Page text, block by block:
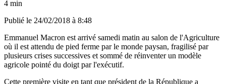
4 min
Publié le 24/02/2018 à 8:48
Emmanuel Macron est arrivé samedi matin au salon de l'Agriculture
où il est attendu de pied ferme par le monde paysan, fragilisé par
plusieurs crises successives et sommé de réinventer un modèle
agricole pointé du doigt par l'exécutif.
Cette première visite en tant que président de la République a